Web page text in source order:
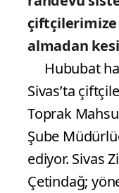
almadan
Hububat
Sivas’ta
Toprak
Şube
ediyor. Sivas
Çetindağ;